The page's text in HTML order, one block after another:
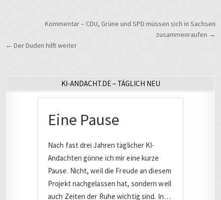
Beitragsnavigation
Kommentar – CDU, Grüne und SPD müssen sich in Sachsen
zusammenraufen →
← Der Duden hilft weiter
KI-ANDACHT.DE – TÄGLICH NEU